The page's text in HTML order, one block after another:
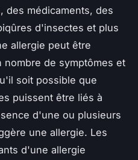
des médicaments, des
d'insectes et plus
allergie peut être
de symptômes et
soit possible que
puissent être liés à
d'une ou plusieurs
une allergie. Les
d'une allergie